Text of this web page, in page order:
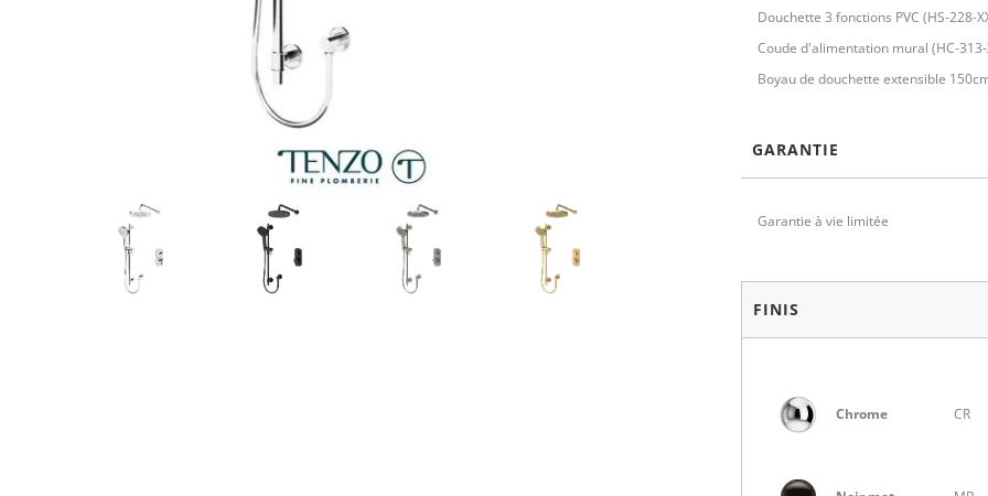
Douchette 3 fonctions PVC (HS-228-
Coude d'alimentation mural (HC-313-
Boyau de douchette extensible
GARANTIE
Garantie à vie limitée
FINIS
Chrome CR